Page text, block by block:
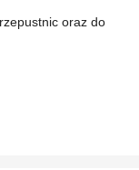
oraz do